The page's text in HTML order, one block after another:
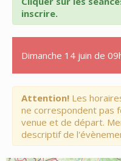
inscrire.
Dimanche 14 juin de
Attention! Les
ne correspondent pas
venue et de départ.
descriptif de